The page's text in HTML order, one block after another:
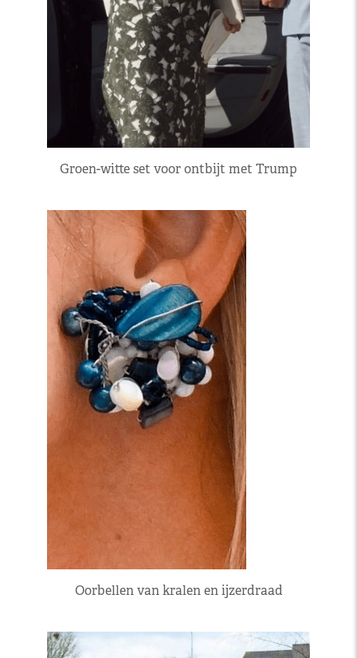
Groen-witte set voor ontbijt met Trump
Oorbellen van kralen en ijzerdraad